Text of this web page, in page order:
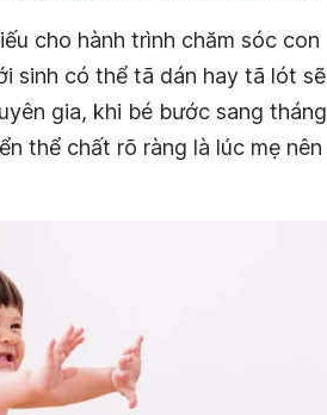
cho hành trình chăm sóc con
sinh có thể tã dán hay tã lót sẽ
gia, khi bé bước sang tháng
thể chất rõ ràng là lúc mẹ nên